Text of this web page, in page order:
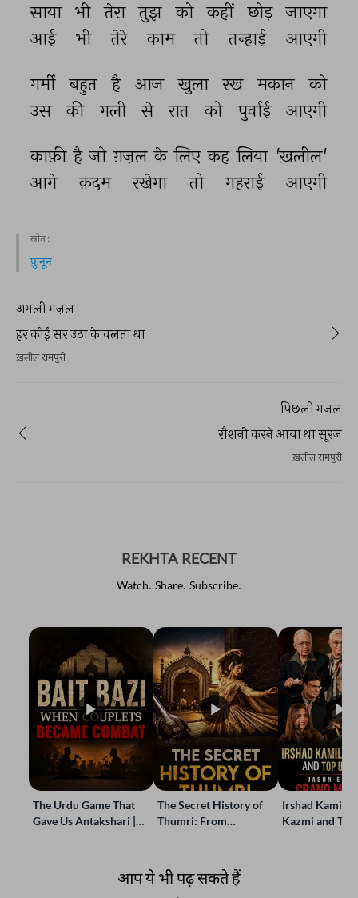
साया भी तेरा तुझ को कहीं छोड़ जाएगा
आई
भी तेरे काम तो तन्हाई आएगी
गर्मी बहुत है आज खुला रख मकान
को
उस
की गली से रात को पुर्वाई आएगी
काफ़ी है जो ग़ज़ल के लिए कह लिया 'ख़लील'
आगे
क़दम रखेगा तो गहराई आएगी
स्रोत :
फ़ुनून
अगली ग़ज़ल
हर कोई सर उठा के चलता था
ख़लील रामपुरी
पिछली ग़ज़ल
रौशनी करने आया था सूरज
ख़लील रामपुरी
REKHTA RECENT
Watch. Share. Subscribe.
The Urdu Game That
Gave Us Antakshari |
The Secret History of
Thumri: From
Irshad Kamil,
Kazmi and
आप ये भी पढ़ सकते हैं